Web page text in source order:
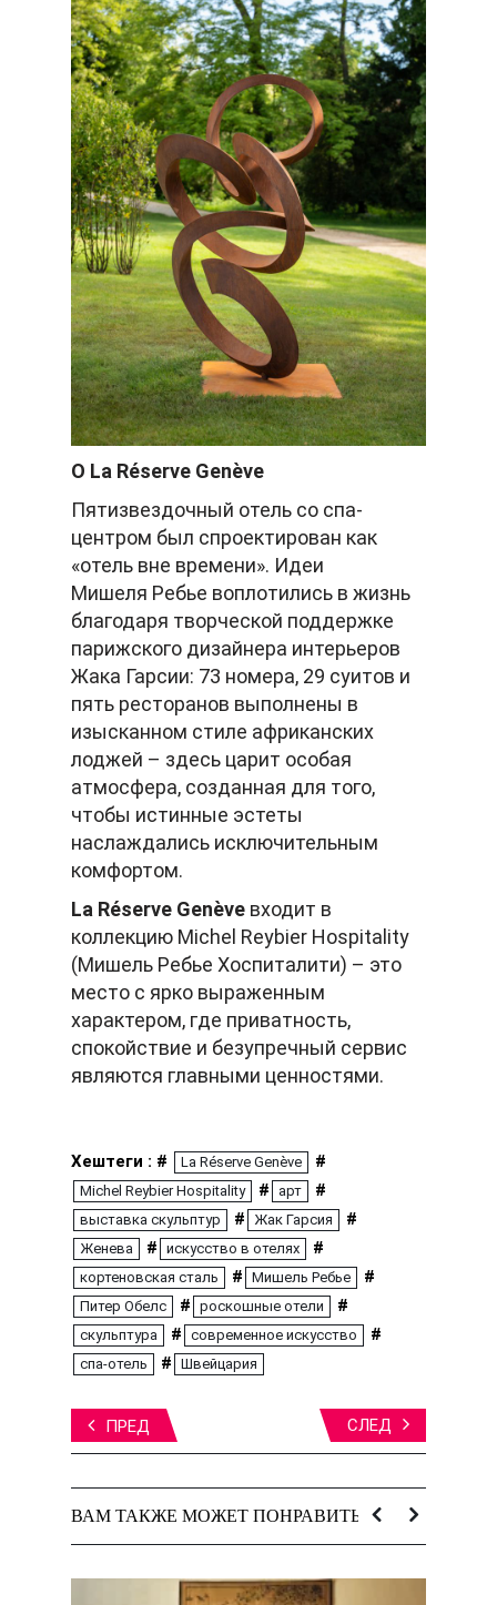
О La Réserve Genève
Пятизвездочный отель со спа-
центром был спроектирован как
«отель вне времени». Идеи
Мишеля Ребье воплотились в жизнь
благодаря творческой поддержке
парижского дизайнера интерьеров
Жака Гарсии: 73 номера, 29 суитов и
пять ресторанов выполнены в
изысканном стиле африканских
лоджей – здесь царит особая
атмосфера, созданная для того,
чтобы истинные эстеты
наслаждались исключительным
комфортом.
La Réserve Genève входит в
коллекцию Michel Reybier Hospitality
(Мишель Ребье Хоспиталити) – это
место с ярко выраженным
характером, где приватность,
спокойствие и безупречный сервис
являются главными ценностями.
Хештеги : # La Réserve Genève #
Michel Reybier Hospitality # арт #
выставка скульптур # Жак Гарсия #
Женева # искусство в отелях #
кортеновская сталь # Мишель Ребье #
Питер Обелс # роскошные отели #
скульптура # современное искусство #
спа-отель # Швейцария
ПРЕД СЛЕД
ВАМ ТАКЖЕ МОЖЕТ ПОНРАВИТЬСЯ: